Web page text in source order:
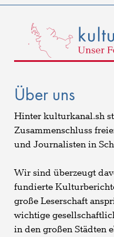
Über uns
Hinter kulturkanal.sh
Zusammenschluss
und Journalisten in
Wir sind überzeugt
fundierte
große Leserschaft
wichtige
in den großen Städten